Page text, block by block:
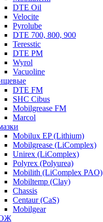
DTE Oil
Velocite
Pyrolube
DTE 700, 800, 900
Teresstic
DTE PM
Wyrol
Vacuoline
DTE FM
SHC Cibus
Mobilgrease FM
Marcol
Mobilux EP (Lithium)
Mobilgrease (LiComplex)
Unirex (LiComplex)
Polyrex (Polyurea)
Mobilith (LiComplex PAO)
Mobiltemp (Clay)
Chassis
Centaur (CaS)
Mobilgear